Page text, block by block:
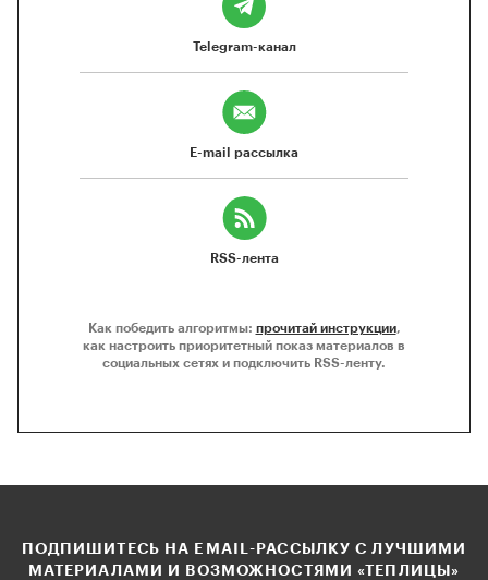
Telegram-канал
E-mail рассылка
RSS-лента
Как победить алгоритмы: прочитай инструкции,
как настроить приоритетный показ материалов в
социальных сетях и подключить RSS-ленту.
ПОДПИШИТЕСЬ НА EMAIL-РАССЫЛКУ С ЛУЧШИМИ
МАТЕРИАЛАМИ И ВОЗМОЖНОСТЯМИ «ТЕПЛИЦЫ»